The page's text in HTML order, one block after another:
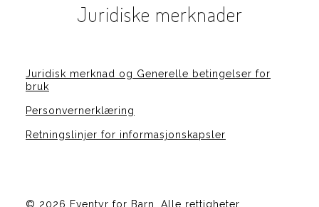
Juridiske merknader
Juridisk merknad og Generelle betingelser for
bruk
Personvernerklæring
Retningslinjer for informasjonskapsler
© 2026 Eventyr for Barn. Alle rettigheter